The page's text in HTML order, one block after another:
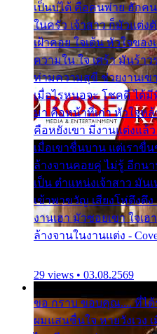
เป็นบ่ได้ คือคนพ่าย ฮักค
ในครัว เจ้าสาว ก็มัวแต่ง
เฝ้าคอย ใจเต้น หัวใจขอ
ความใน ใจ เศร้า มันร้า
ท่ามความสุขี ช่วยงานเข
เมื่อไรหนอจะ โชคดี ได้
มา คือหน้าที่เก่า หัวใจห
คือหยังเขา มีงานแต่งแล้
เมื่อเขาชื่นบาน แต่เราขื่
ล้างจานคอยคู่ ไม่รู้ อีกน
เป็น ตำแหน่งเจ้าสาว มั
เข้าพาขวัญ เสียงโห่ตึงตึ
งานเฮา มัวซอยเขา ใจเ
ล้างจานในงานแต่ง -
29 views • 03.08.2569
ขอ กราบ ขอบคุณ.... ที่ไ
ผมแสนชื่นใจ หายวังเวง